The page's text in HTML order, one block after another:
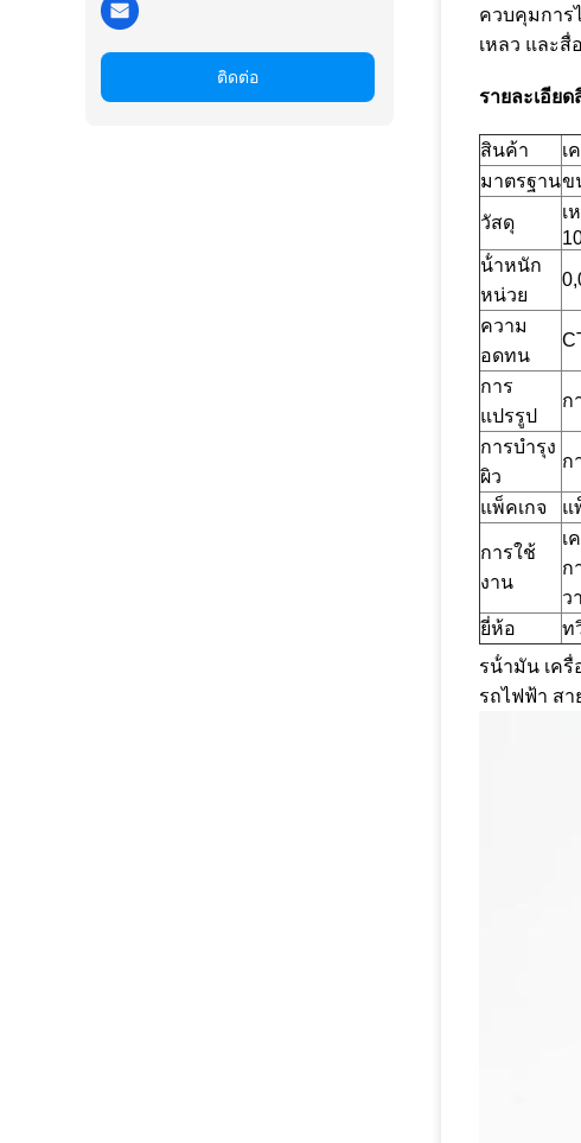
ติดต่อ
ควบคุมการ
เหลว และสื่
รายละเอีย
สินค้า
เ
มาตรฐานข
วัสดุ
เ
น้ําหนัก
หน่วย
ความ
อดทน
การ
แปรรูป
ก
การบํารุง
ผิว
ก
แพ็คเกจ แ
การใช้
งาน
เ
ก
ว
ยี่ห้อ
ท
รน้ํามัน เครื่
รถไฟฟ้า สา